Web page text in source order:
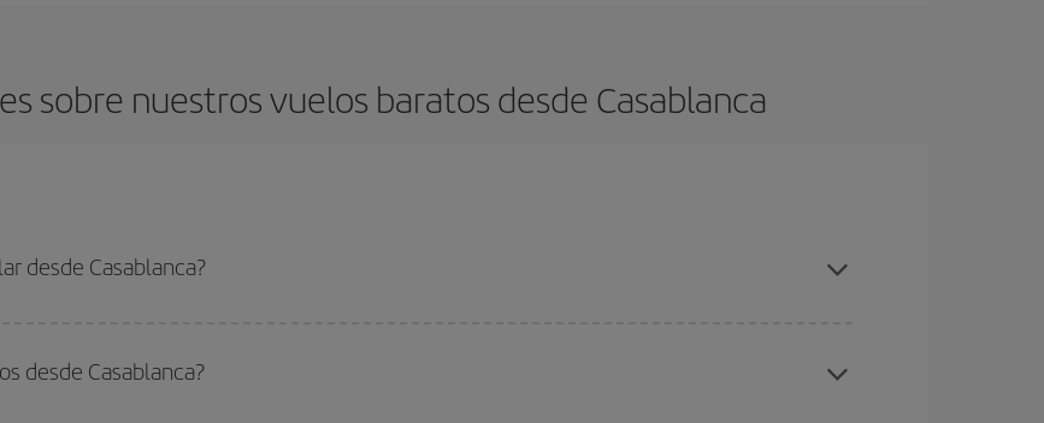
sobre nuestros vuelos baratos desde Casablanca
desde Casablanca?
los vuelos más baratos, no solo
en las diferentes opciones de vuelo que te ofrecemos cada día: algunos
desde Casablanca?